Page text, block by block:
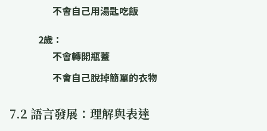
不會自己用湯匙吃飯
2歲：
不會轉開瓶蓋
不會自己脫掉簡單的衣物
7.2 語言發展：理解與表達